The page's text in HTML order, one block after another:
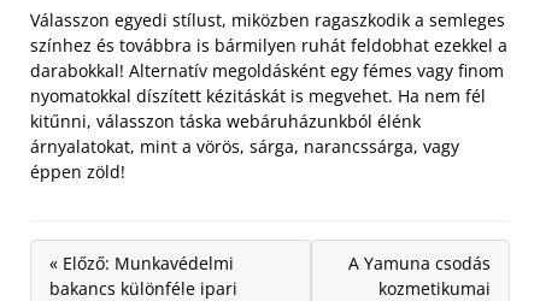
Válasszon egyedi stílust, miközben ragaszkodik a semleges
színhez és továbbra is bármilyen ruhát feldobhat ezekkel a
darabokkal! Alternatív megoldásként egy fémes vagy finom
nyomatokkal díszített kézitáskát is megvehet. Ha nem fél
kitűnni, válasszon táska webáruházunkból élénk
árnyalatokat, mint a vörös, sárga, narancssárga, vagy
éppen zöld!
« Előző: Munkavédelmi
bakancs különféle ipari
A Yamuna csodás
kozmetikumai